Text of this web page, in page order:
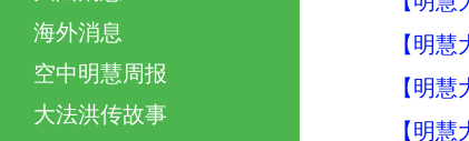
海外消息
空中明慧周报
大法洪传故事
【明
【明
【明